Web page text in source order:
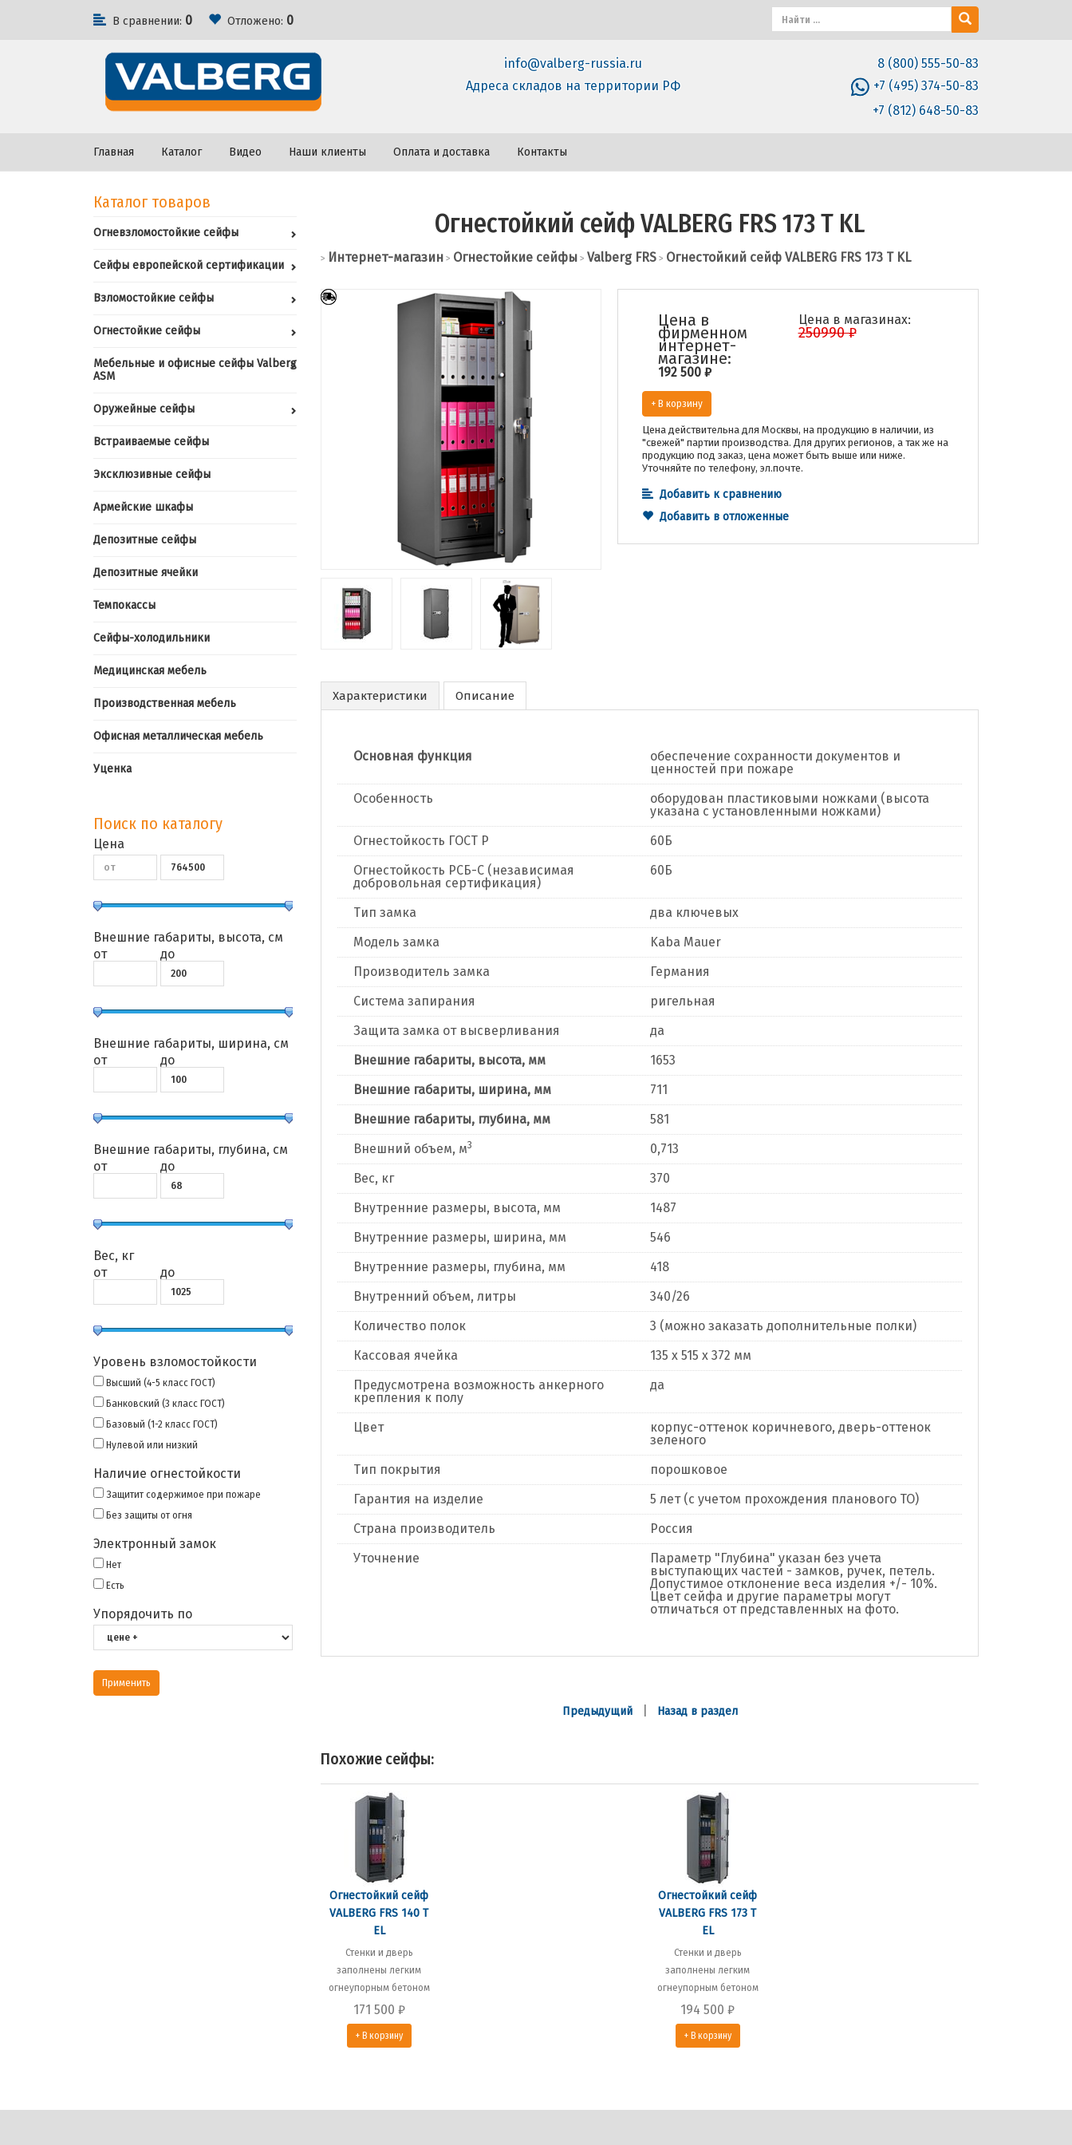
В сравнении: 0 Отложено: 0
info@valberg-russia.ru
Адреса складов на территории РФ
8 (800) 555-50-83
+7 (495) 374-50-83
+7 (812) 648-50-83
Главная Каталог Видео Наши клиенты Оплата и доставка Контакты
Каталог товаров
Огневзломостойкие сейфы
Сейфы европейской сертификации
Взломостойкие сейфы
Огнестойкие сейфы
Мебельные и офисные сейфы Valberg
ASM
Оружейные сейфы
Встраиваемые сейфы
Эксклюзивные сейфы
Армейские шкафы
Депозитные сейфы
Депозитные ячейки
Темпокассы
Сейфы-холодильники
Медицинская мебель
Производственная мебель
Офисная металлическая мебель
Уценка
Поиск по каталогу
Цена
Внешние габариты, высота, см
от
до
Внешние габариты, ширина, см
от
до
Внешние габариты, глубина, см
от
до
Вес, кг
от
до
Уровень взломостойкости
Высший (4-5 класс ГОСТ)
Банковский (3 класс ГОСТ)
Базовый (1-2 класс ГОСТ)
Нулевой или низкий
Наличие огнестойкости
Защитит содержимое при пожаре
Без защиты от огня
Электронный замок
Нет
Есть
Упорядочить по
Огнестойкий сейф VALBERG FRS 173 T KL
> Интернет-магазин > Огнестойкие сейфы > Valberg FRS > Огнестойкий сейф VALBERG FRS 173 T KL
Цена в
фирменном
интернет-
магазине:
192 500 ₽
Цена в магазинах:
250990 ₽
+ В корзину
Цена действительна для Москвы, на продукцию в наличии, из
"свежей" партии производства. Для других регионов, а так же на
продукцию под заказ, цена может быть выше или ниже.
Уточняйте по телефону, эл.почте.
Добавить к сравнению
Добавить в отложенные
Характеристики Описание
Основная функция
обеспечение сохранности документов и
ценностей при пожаре
Особенность
оборудован пластиковыми ножками (высота
указана с установленными ножками)
Огнестойкость ГОСТ Р
60Б
Огнестойкость РСБ-С (независимая
добровольная сертификация)
60Б
Тип замка
два ключевых
Модель замка
Kaba Mauer
Производитель замка
Германия
Система запирания
ригельная
Защита замка от высверливания
да
Внешние габариты, высота, мм
1653
Внешние габариты, ширина, мм
711
Внешние габариты, глубина, мм
581
Внешний объем, м3
0,713
Вес, кг
370
Внутренние размеры, высота, мм
1487
Внутренние размеры, ширина, мм
546
Внутренние размеры, глубина, мм
418
Внутренний объем, литры
340/26
Количество полок
3 (можно заказать дополнительные полки)
Кассовая ячейка
135 x 515 x 372 мм
Предусмотрена возможность анкерного
крепления к полу
да
Цвет
корпус-оттенок коричневого, дверь-оттенок
зеленого
Тип покрытия
порошковое
Гарантия на изделие
5 лет (с учетом прохождения планового ТО)
Страна производитель
Россия
Уточнение
Параметр "Глубина" указан без учета
выступающих частей - замков, ручек, петель.
Допустимое отклонение веса изделия +/- 10%.
Цвет сейфа и другие параметры могут
отличаться от представленных на фото.
Предыдущий| Назад в раздел
Похожие сейфы:
Огнестойкий сейф
VALBERG FRS 140 T
EL
Стенки и дверь
заполнены легким
огнеупорным бетоном
171 500 ₽
+ В корзину
Огнестойкий сейф
VALBERG FRS 173 T
EL
Стенки и дверь
заполнены легким
огнеупорным бетоном
194 500 ₽
+ В корзину